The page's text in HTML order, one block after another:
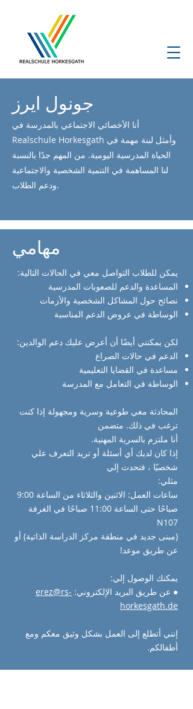
جونول ايرز
أنا الأخصائي الاجتماعي بالمدرسة في
Realschule Horkesgath وأمثل لبنة مهمة في
الحياة المدرسية اليومية. من المهم جدًا بالنسبة
لنا المساهمة في التنمية الشخصية والاجتماعية
ودعم الطلاب.
مهامي
يمكن للطلاب التواصل معي في الحالات التالية:
المساعدة والدعم للصعوبات المدرسية
نصائح حول المشاكل الشخصية والأزمات
الوساطة في عروض الدعم المناسبة
لكن يمكنني أيضًا أن أعرض عليك دعم الوالدين:
الدعم في حالات الصراع
مساعدة في القضايا التعليمية
الوساطة في التعامل مع المدرسة
المحادثة معي طوعية وسرية ومجهولة إذا كنت
ترغب في ذلك. متضمن
أنا ملتزم بالسرية المهنية.
إذا كان لديك أي أسئلة أو تريد التعرف علي
شخصيًا ، فتحدث إلي
مثلي:
ساعات العمل: الاثنين والثلاثاء من الساعة 9:00
صباحًا حتى الساعة 11:00 صباحًا في الغرفة
N107
(مبنى جديد في منطقة مركز الدراسة الذاتية) أو
عن طريق موعد!
يمكنك الوصول إلي:
● عن طريق البريد الإلكتروني: erez@rs-
horkesgath.de
إنني أتطلع إلى العمل بشكل وثيق معكم ومع
أطفالكم.